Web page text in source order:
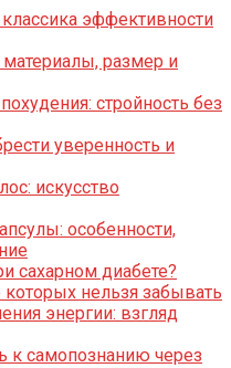
эффективности
размер и
стройность без
уверенность и
искусство
особенности,
сахарном диабете?
нельзя забывать
энергии: взгляд
к самопознанию через